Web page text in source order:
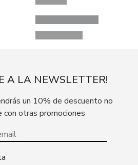
A LA NEWSLETTER!
un 10% de descuento no
con otras promociones